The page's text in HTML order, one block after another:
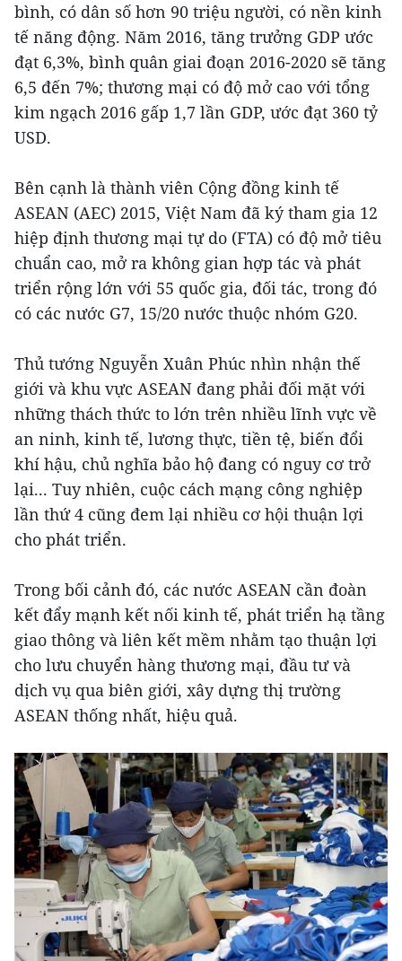
bình, có dân số hơn 90 triệu người, có nền kinh
tế năng động. Năm 2016, tăng trưởng GDP ước
đạt 6,3%, bình quân giai đoạn ‎2016-2020 sẽ tăng
6,5 đến 7%; thương mại có độ mở cao với tổng
kim ngạch 2016 gấp 1,7 lần GDP, ước đạt 360 tỷ
USD.
Bên cạnh là thành viên Cộng đồng kinh tế
ASEAN (AEC) 2015, Việt Nam đã ký tham gia 12
hiệp định thương mại tự do (FTA) có độ mở tiêu
chuẩn cao, mở ra không gian hợp tác và phát
triển rộng lớn với 55 quốc gia, đối tác, trong đó
có các nước G7, 15/20 nước thuộc nhóm G20.
Thủ tướng Nguyễn Xuân Phúc nhìn nhận thế
giới và khu vực ASEAN đang phải đối mặt với
những thách thức to lớn trên nhiều lĩnh vực về
an ninh, kinh tế, lương thực, tiền tệ, biến đổi
khí hậu, chủ nghĩa bảo hộ đang có nguy cơ trở
lại... Tuy nhiên, cuộc cách mạng công nghiệp
lần thứ 4 cũng đem lại nhiều cơ hội thuận lợi
cho phát triển.
Trong bối cảnh đó, các nước ASEAN cần đoàn
kết đẩy mạnh kết nối kinh tế, phát triển hạ tầng
giao thông và liên kết mềm nhằm tạo thuận lợi
cho lưu chuyển hàng thương mại, đầu tư và
dịch vụ qua biên giới, xây dựng thị trường
ASEAN thống nhất, hiệu quả.